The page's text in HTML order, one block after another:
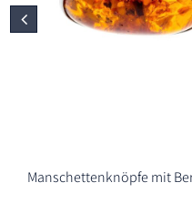
Manschettenknöpfe mit